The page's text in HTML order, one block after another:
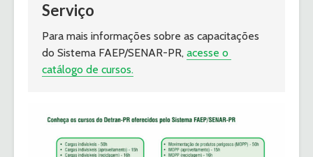
Serviço
Para mais informações sobre as capacitações
do Sistema FAEP/SENAR-PR, acesse o
catálogo de cursos.